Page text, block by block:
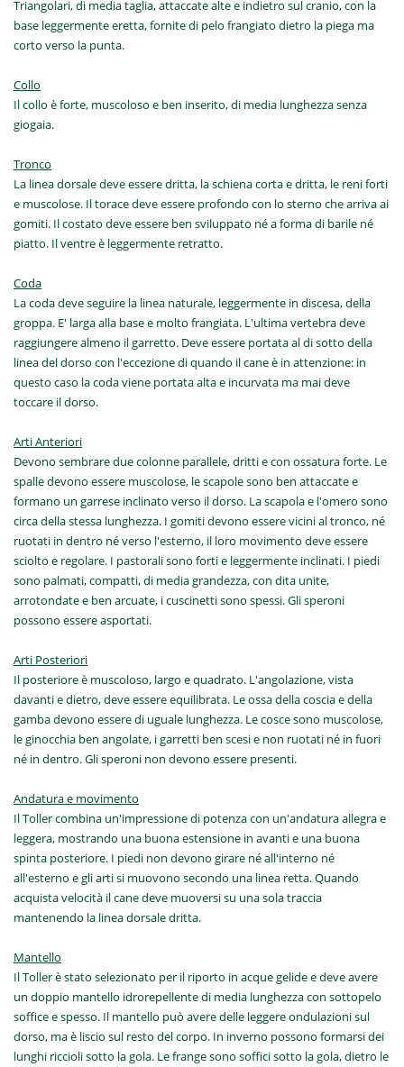
Triangolari, di media taglia, attaccate alte e indietro sul cranio, con la
base leggermente eretta, fornite di pelo frangiato dietro la piega ma
corto verso la punta.
Collo
Il collo è forte, muscoloso e ben inserito, di media lunghezza senza
giogaia.
Tronco
La linea dorsale deve essere dritta, la schiena corta e dritta, le reni forti
e muscolose. Il torace deve essere profondo con lo sterno che arriva ai
gomiti. Il costato deve essere ben sviluppato né a forma di barile né
piatto. Il ventre è leggermente retratto.
Coda
La coda deve seguire la linea naturale, leggermente in discesa, della
groppa. E' larga alla base e molto frangiata. L'ultima vertebra deve
raggiungere almeno il garretto. Deve essere portata al di sotto della
linea del dorso con l'eccezione di quando il cane è in attenzione: in
questo caso la coda viene portata alta e incurvata ma mai deve
toccare il dorso.
Arti Anteriori
Devono sembrare due colonne parallele, dritti e con ossatura forte. Le
spalle devono essere muscolose, le scapole sono ben attaccate e
formano un garrese inclinato verso il dorso. La scapola e l'omero sono
circa della stessa lunghezza. I gomiti devono essere vicini al tronco, né
ruotati in dentro né verso l'esterno, il loro movimento deve essere
sciolto e regolare. I pastorali sono forti e leggermente inclinati. I piedi
sono palmati, compatti, di media grandezza, con dita unite,
arrotondate e ben arcuate, i cuscinetti sono spessi. Gli speroni
possono essere asportati.
Arti Posteriori
Il posteriore è muscoloso, largo e quadrato. L'angolazione, vista
davanti e dietro, deve essere equilibrata. Le ossa della coscia e della
gamba devono essere di uguale lunghezza. Le cosce sono muscolose,
le ginocchia ben angolate, i garretti ben scesi e non ruotati né in fuori
né in dentro. Gli speroni non devono essere presenti.
Andatura e movimento
Il Toller combina un'impressione di potenza con un'andatura allegra e
leggera, mostrando una buona estensione in avanti e una buona
spinta posteriore. I piedi non devono girare né all'interno né
all'esterno e gli arti si muovono secondo una linea retta. Quando
acquista velocità il cane deve muoversi su una sola traccia
mantenendo la linea dorsale dritta.
Mantello
Il Toller è stato selezionato per il riporto in acque gelide e deve avere
un doppio mantello idrorepellente di media lunghezza con sottopelo
soffice e spesso. Il mantello può avere delle leggere ondulazioni sul
dorso, ma è liscio sul resto del corpo. In inverno possono formarsi dei
lunghi riccioli sotto la gola. Le frange sono soffici sotto la gola, dietro le